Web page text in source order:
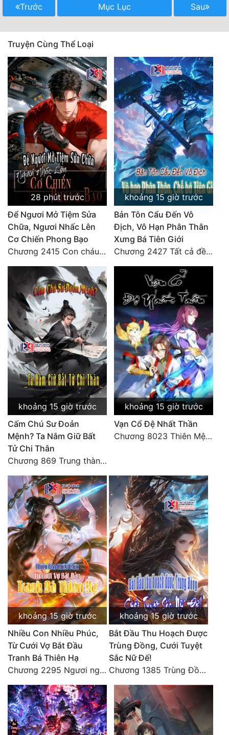
Trước Mục Lục Sau
Truyện Cùng Thể Loại
28 phút trước
Để Ngươi Mở Tiệm Sửa
Chữa, Ngươi Nhấc Lên
Cơ Chiến Phong Bạo
Chương 2415 Con cháu bất hiếu!! Mời cùng lên đường!!
khoảng 15 giờ trước
Bản Tôn Cẩu Đến Vô
Địch, Vô Hạn Phân Thân
Xưng Bá Tiên Giới
Chương 2427 Tất cả đều nhờ nỗ lực! Mời Đế vào Thiên!
khoảng 15 giờ trước
Cấm Chú Sư Đoản
Mệnh? Ta Nắm Giữ Bất
Tử Chi Thân
Chương 869 Trung thành tuyệt đối
khoảng 15 giờ trước
Vạn Cổ Đệ Nhất Thần
Chương 8023 Thiên Mệnh cương đồ
khoảng 15 giờ trước
Nhiều Con Nhiều Phúc,
Từ Cưới Vợ Bắt Đầu
Tranh Bá Thiên Hạ
Chương 2295 Ngươi nghĩ chuyện Đại Viêm tiên triều làm có thể giấu được thiên hạ sao?
khoảng 15 giờ trước
Bắt Đầu Thu Hoạch Được
Trùng Đồng, Cưới Tuyệt
Sắc Nữ Đế!
Chương 1385 Trùng Đồng thấu ảo cảnh, lĩnh hội Pháp tắc Nhân Quả